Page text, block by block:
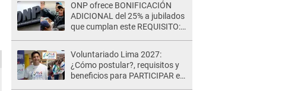
ONP ofrece BONIFICACIÓN
ADICIONAL del 25% a jubilados
que cumplan este REQUISITO:
Voluntariado Lima 2027:
¿Cómo postular?, requisitos y
beneficios para PARTICIPAR en